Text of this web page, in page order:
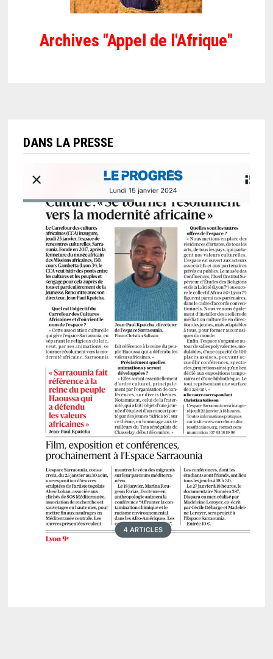
Archives "Appel de l'Afrique"
DANS LA PRESSE